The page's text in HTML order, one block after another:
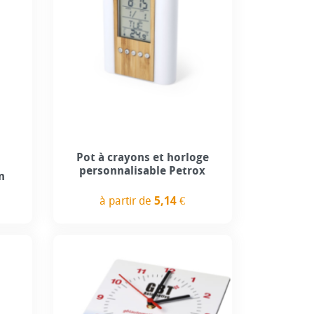
Pot à crayons et horloge
personnalisable Petrox
à partir de5,14 €